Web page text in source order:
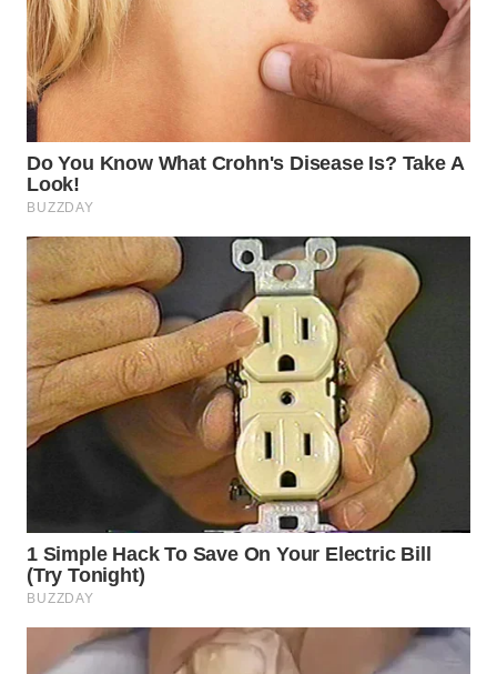
WN
PRIANGAN
TIMUR
WN
SEMARANG
SOLO
WN
BOROBUDUR
WN
MADURA
WN
NATUNA
WN
BINTAN